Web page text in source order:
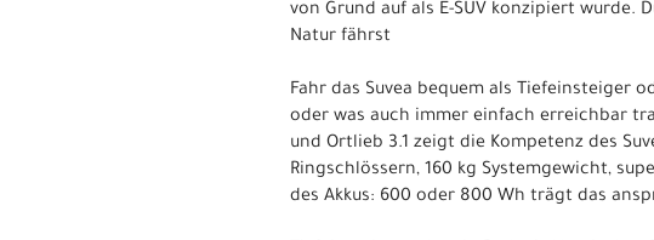
von Grund auf als E-SUV konzipiert
Natur fährst
Fahr das Suvea bequem als Tiefeinsteiger
oder was auch immer einfach erreichbar
und Ortlieb 3.1 zeigt die Kompetenz des
Ringschlössern, 160 kg Systemgewicht,
des Akkus: 600 oder 800 Wh trägt das